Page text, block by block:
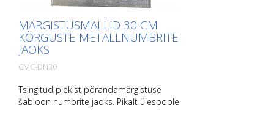
MÄRGISTUSMALLID 30 CM
KÕRGUSTE METALLNUMBRITE
JAOKS
CMC-DN30
Tsingitud plekist põrandamärgistuse
šabloon numbrite jaoks. Pikalt ülespoole